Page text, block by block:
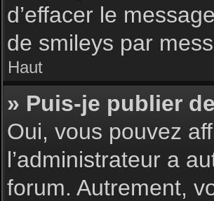
d’effacer le
de smileys par
Haut
» Puis-je publier
Oui, vous pouvez
l’administrateur a
forum. Autrement,